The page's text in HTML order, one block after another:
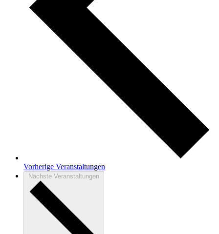
Vorherige Veranstaltungen
Nächste Veranstaltungen